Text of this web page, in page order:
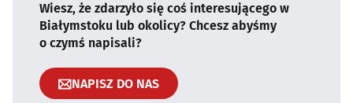
Wiesz, że zdarzyło się coś interesującego w
Białymstoku lub okolicy? Chcesz abyśmy
o czymś napisali?
NAPISZ DO NAS